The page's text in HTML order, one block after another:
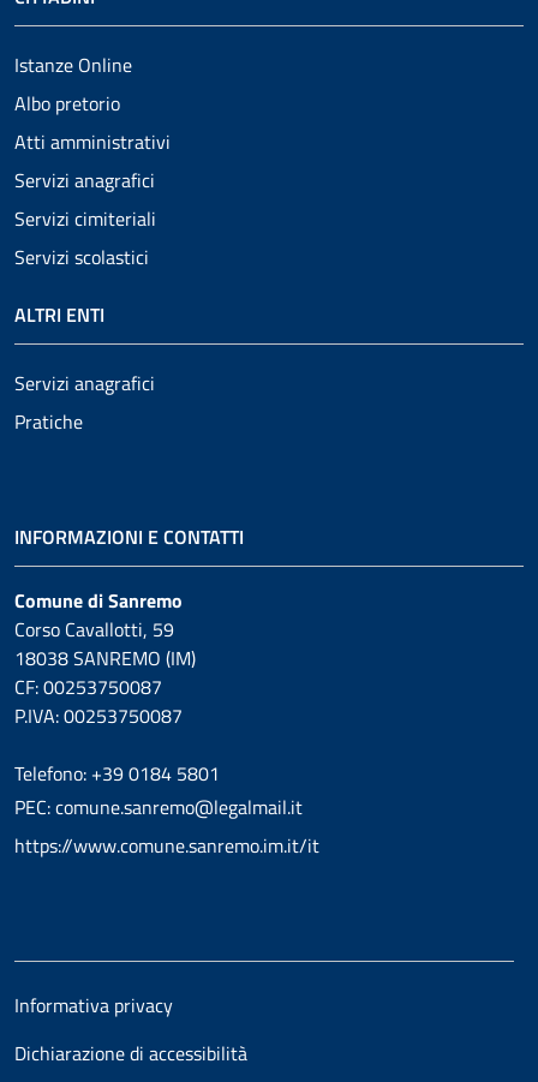
Istanze Online
Albo pretorio
Atti amministrativi
Servizi anagrafici
Servizi cimiteriali
Servizi scolastici
ALTRI ENTI
Servizi anagrafici
Pratiche
INFORMAZIONI E CONTATTI
Comune di Sanremo
Corso Cavallotti, 59
18038 SANREMO (IM)
CF: 00253750087
P.IVA: 00253750087
Telefono: +39 0184 5801
PEC: comune.sanremo@legalmail.it
https://www.comune.sanremo.im.it/it
Informativa privacy
Dichiarazione di accessibilità